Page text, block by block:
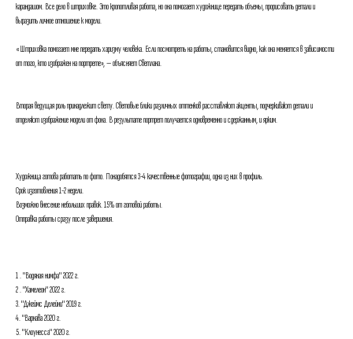
карандашом. Все дело в штриховке. Это кропотливая работа, но она помогает художнице передать объемы, прорисовать детали и
выразить личное отношение к модели.
«Штриховка помогает мне передать харизму человека. Если посмотреть на работы, становится видно, как она меняется в зависимости
от того, кто изображен на портрете», — объясняет Светлана.
Вторая ведущая роль принадлежит свету. Световые блики различных оттенков расставляют акценты, подчеркивают детали и
отделяют изображение модели от фона. В результате портрет получается одновременно и сдержанным, и ярким.
Художница готова работать по фото. Понадобятся 3-4 качественные фотографии, одна из них в профиль.
Срок изготовления 1-2 недели.
Возможно внесение небольших правок. 15% от готовой работы.
Отправка работы сразу после завершения.
1 . "Водяная нимфа" 2022 г.
2 . "Хамелеон" 2022 г.
3. "Джеймс Делейни" 2019 г.
4. "Варнава 2020 г.
5. "Клоунесса" 2020 г.